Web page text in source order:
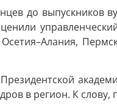
до выпускников
в регион. К слову,